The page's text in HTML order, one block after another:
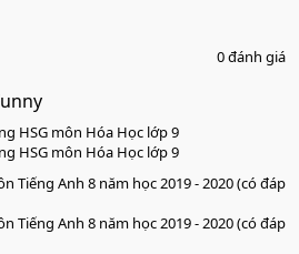
0 đánh giá
HSG môn Hóa Học lớp 9
HSG môn Hóa Học lớp 9
Tiếng Anh 8 năm học 2019 - 2020 (có đáp
Tiếng Anh 8 năm học 2019 - 2020 (có đáp